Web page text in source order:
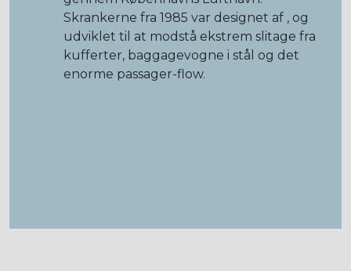
Skrankerne fra 1985 var designet af , og
udviklet til at modstå ekstrem slitage fra
kufferter, baggagevogne i stål og det
enorme passager-flow.